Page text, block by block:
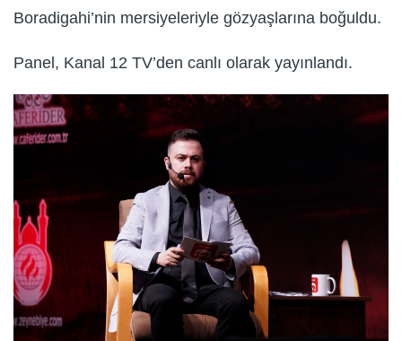
Boradigahi’nin mersiyeleriyle gözyaşlarına boğuldu.
Panel, Kanal 12 TV’den canlı olarak yayınlandı.